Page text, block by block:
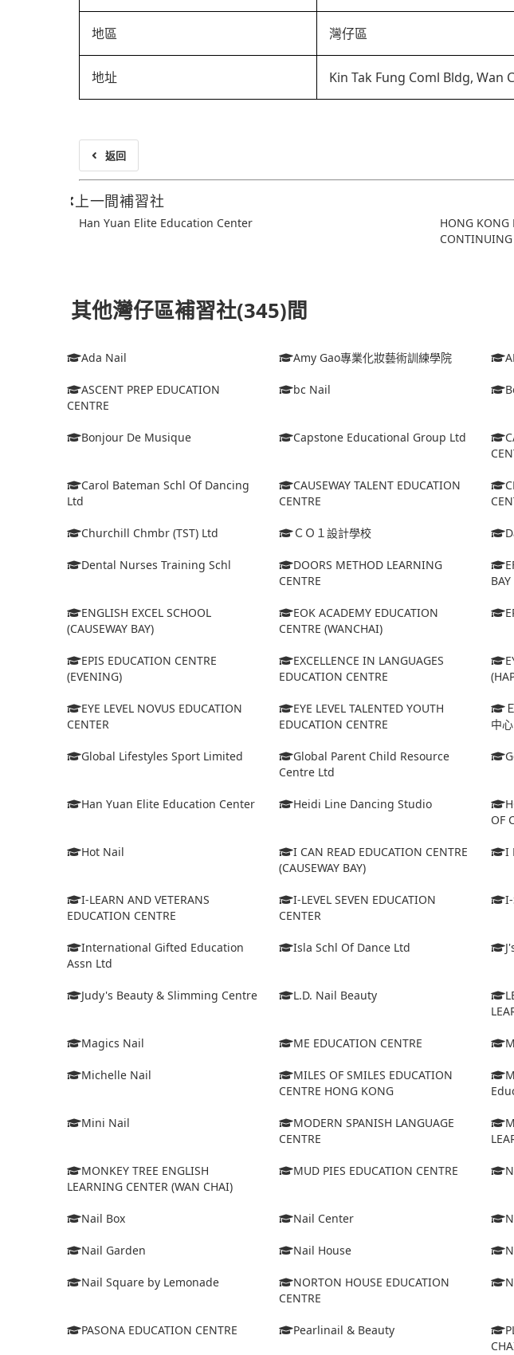
地區 灣仔區
地址 Kin Tak Fung Coml Bldg, Wan
返回
上一間補習社
Han Yuan Elite Education Center
HONG KONG
其他灣仔區補習社(345)間
Ada Nail Amy Gao專業化妝藝術訓練學院
ASCENT PREP EDUCATION
CENTRE
bc Nail
Bonjour De Musique Capstone Educational Group Ltd
Carol Bateman Schl Of Dancing
Ltd
CAUSEWAY TALENT EDUCATION
CENTRE
Churchill Chmbr (TST) Ltd ＣＯ１設計學校
Dental Nurses Training Schl
DOORS METHOD LEARNING
CENTRE
BAY
ENGLISH EXCEL SCHOOL
(CAUSEWAY BAY)
EOK ACADEMY EDUCATION
CENTRE (WANCHAI)
EPIS EDUCATION CENTRE
(EVENING)
EXCELLENCE IN LANGUAGES
EDUCATION CENTRE
EYE LEVEL NOVUS EDUCATION
CENTER
EYE LEVEL TALENTED YOUTH
EDUCATION CENTRE
中心
Global Lifestyles Sport Limited
Global Parent Child Resource
Centre Ltd
Han Yuan Elite Education Center Heidi Line Dancing Studio
OF
Hot Nail
I CAN READ EDUCATION CENTRE
(CAUSEWAY BAY)
I
I-LEARN AND VETERANS
EDUCATION CENTRE
I-LEVEL SEVEN EDUCATION
CENTER
I-
International Gifted Education
Assn Ltd
Isla Schl Of Dance Ltd
Judy's Beauty & Slimming Centre L.D. Nail Beauty
Magics Nail ME EDUCATION CENTRE
Michelle Nail
MILES OF SMILES EDUCATION
CENTRE HONG KONG
Mini Nail
MODERN SPANISH LANGUAGE
CENTRE
MONKEY TREE ENGLISH
LEARNING CENTER (WAN CHAI)
MUD PIES EDUCATION CENTRE
Nail Box Nail Center
Nail Garden Nail House
Nail Square by Lemonade
NORTON HOUSE EDUCATION
CENTRE
PASONA EDUCATION CENTRE Pearlinail & Beauty